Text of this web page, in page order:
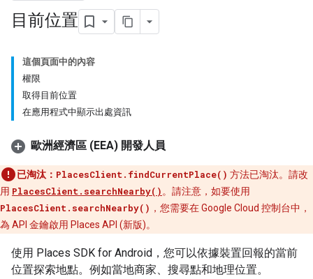
目前位置
這個頁面中的內容
權限
取得目前位置
在應用程式中顯示出處資訊
歐洲經濟區 (EEA) 開發人員
已淘汰： PlacesClient.findCurrentPlace() 方法已淘汰。請改
用 PlacesClient.searchNearby() 。請注意，如要使用
PlacesClient.searchNearby() ，您需要在 Google Cloud 控制台中，
為 API 金鑰啟用 Places API (新版)。
使用 Places SDK for Android，您可以依據裝置回報的當前
位置探索地點。例如當地商家、搜尋點和地理位置。